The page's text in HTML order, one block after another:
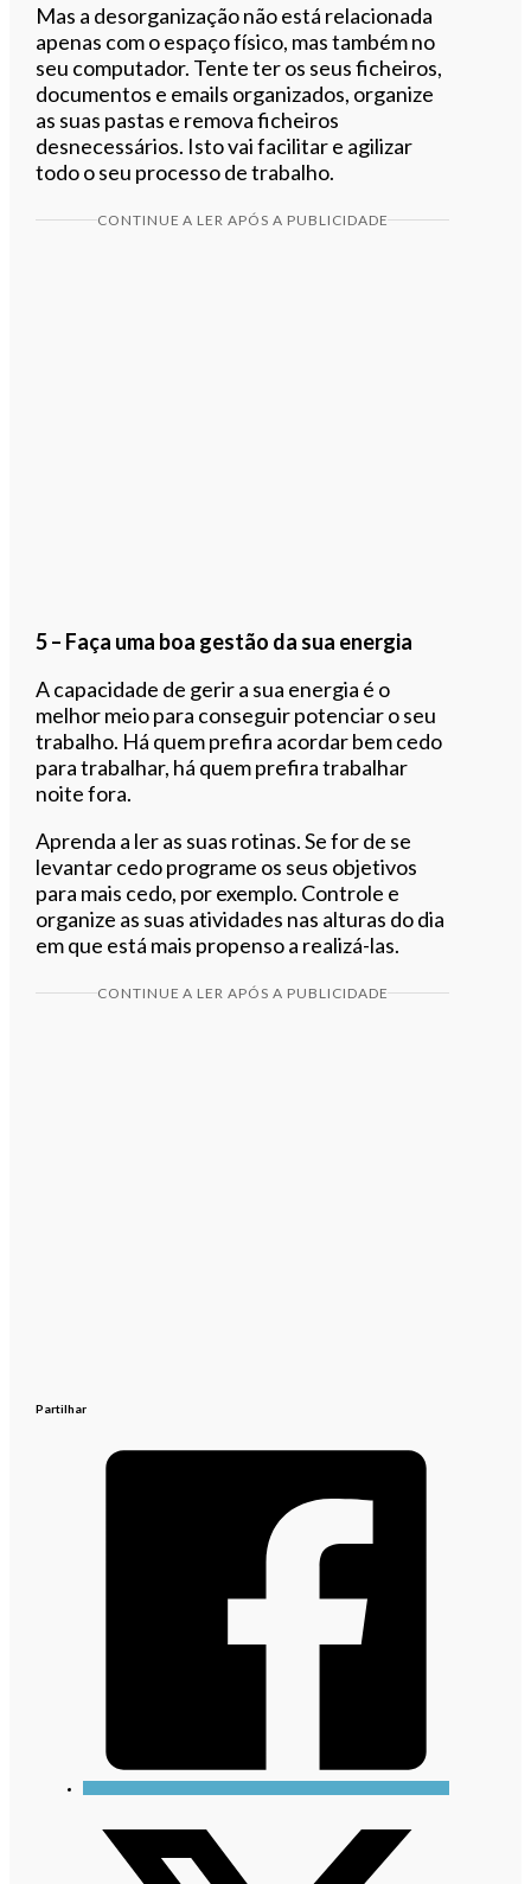
Mas a desorganização não está relacionada
apenas com o espaço físico, mas também no
seu computador. Tente ter os seus ficheiros,
documentos e emails organizados, organize
as suas pastas e remova ficheiros
desnecessários. Isto vai facilitar e agilizar
todo o seu processo de trabalho.
CONTINUE A LER APÓS A PUBLICIDADE
5 – Faça uma boa gestão da sua energia
A capacidade de gerir a sua energia é o
melhor meio para conseguir potenciar o seu
trabalho. Há quem prefira acordar bem cedo
para trabalhar, há quem prefira trabalhar
noite fora.
Aprenda a ler as suas rotinas. Se for de se
levantar cedo programe os seus objetivos
para mais cedo, por exemplo. Controle e
organize as suas atividades nas alturas do dia
em que está mais propenso a realizá-las.
CONTINUE A LER APÓS A PUBLICIDADE
Partilhar